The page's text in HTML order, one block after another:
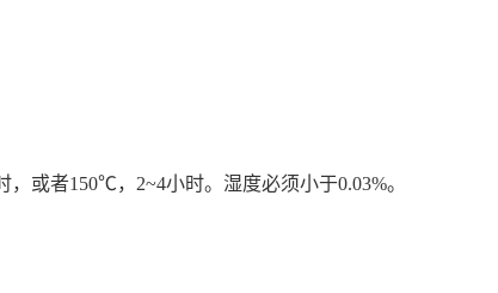
或者150℃，2~4小时。湿度必须小于0.03%。